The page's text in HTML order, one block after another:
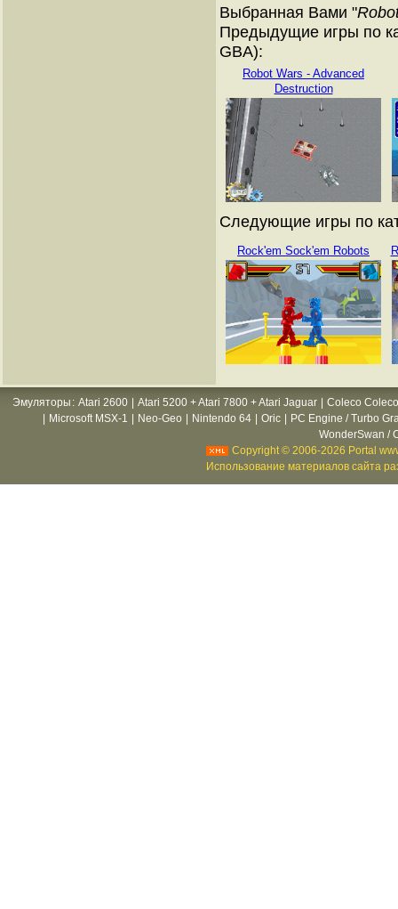
Выбранная Вами "
Предыдущие игры по
GBA):
Robot Wars - Advanced
Destruction
Следующие игры по
Rock'em Sock'em Robots
Эмуляторы : Atari 2600 Atari 5200 + Atari 7800 + Atari Jaguar
Coleco
Microsoft MSX-1 Neo-Geo Nintendo 64 Oric
PC Engine / Turbo
WonderSwan /
Copyright © 2006-2026 Portal
Использование материалов сайта